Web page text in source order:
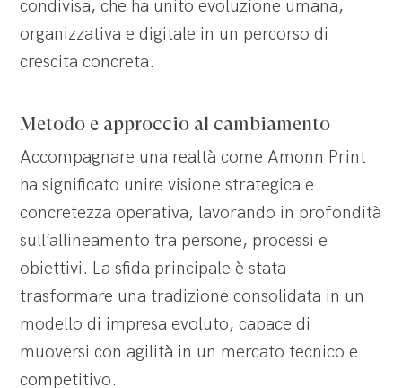
condivisa, che ha unito evoluzione umana,
organizzativa e digitale in un percorso di
crescita concreta.
Metodo e approccio al cambiamento
Accompagnare una realtà come Amonn Print
ha significato unire visione strategica e
concretezza operativa, lavorando in profondità
sull’allineamento tra persone, processi e
obiettivi. La sfida principale è stata
trasformare una tradizione consolidata in un
modello di impresa evoluto, capace di
muoversi con agilità in un mercato tecnico e
competitivo.